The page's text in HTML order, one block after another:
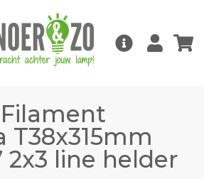
Filament
T38x315mm
2x3 line helder